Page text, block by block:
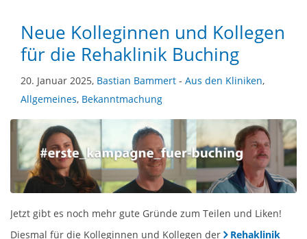
Neue Kolleginnen und Kollegen
für die Rehaklinik Buching
20. Januar 2025, Bastian Bammert - Aus den Kliniken,
Allgemeines, Bekanntmachung
Jetzt gibt es noch mehr gute Gründe zum Teilen und Liken!
Diesmal für die Kolleginnen und Kollegen der
Rehaklinik